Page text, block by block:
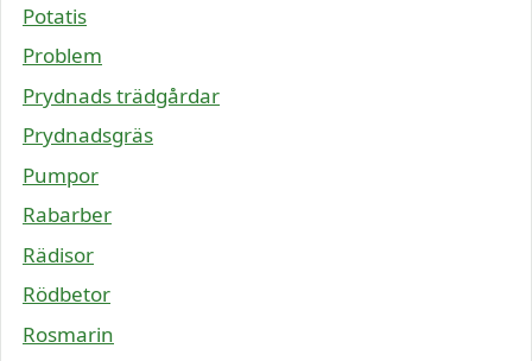
Potatis
Problem
Prydnads trädgårdar
Prydnadsgräs
Pumpor
Rabarber
Rädisor
Rödbetor
Rosmarin